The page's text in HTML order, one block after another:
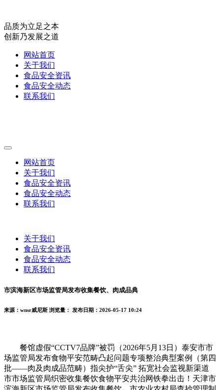
品质为立足之本
创新乃发展之道
网站首页
关于我们
食品安全资讯
食品安全动态
联系我们
网站首页
关于我们
食品安全资讯
食品安全动态
联系我们
关于我们
食品安全资讯
食品安全动态
联系我们
市滨海新区市场监管局发布收集餐饮、肉成品典
来源：wnsr威尼斯 浏览量： 发布日期：2026-05-17 10:24
餐馆虚假“CCTV7品牌”被罚（2026年5月13日）泰安市市
场监管局发布食物平安范畴凸起问题专项整治典型案例（第四
批——肉及肉成品范畴）指尖护“舌尖” 拓宽社会监视新渠道
市市场监管局织密收集餐饮食物平安共治网铁拳出击！天津市